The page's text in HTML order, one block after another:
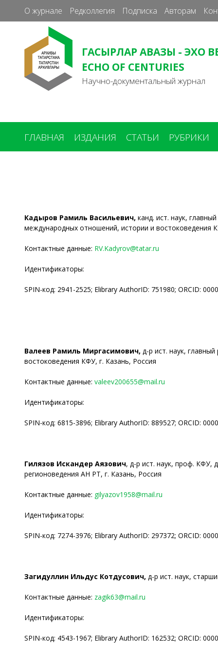
О журнале Редколлегия Подписка Авторам
ГАСЫРЛАР АВАЗЫ - ЭХО
ECHO OF CENTURIES
Научно-документальный журнал
ГЛАВНАЯ ИЗДАНИЯ СТАТЬИ РУБРИКИ
Кадыров Рамиль Васильевич, канд. ист. наук,
международных отношений, истории и востоковедения
Контактные данные: RV.Kadyrov@tatar.ru
Идентификаторы:
SPIN-код: 2941-2525; Elibrary AuthorID: 751980; ORCID:
Валеев Рамиль Миргасимович, д-р ист. наук,
востоковедения КФУ, г. Казань, Россия
Контактные данные: valeev200655@mail.ru
Идентификаторы:
SPIN-код: 6815-3896; Elibrary AuthorID: 889527; ORCID:
Гилязов Искандер Аязович, д-р ист. наук, проф. КФУ,
регионоведения АН РТ, г. Казань, Россия
Контактные данные: gilyazov1958@mail.ru
Идентификаторы:
SPIN-код: 7274-3976; Elibrary AuthorID: 297372; ORCID:
Загидуллин Ильдус Котдусович, д-р ист. наук,
Контактные данные: zagik63@mail.ru
Идентификаторы:
SPIN-код: 4543-1967; Elibrary AuthorID: 162532; ORCID: